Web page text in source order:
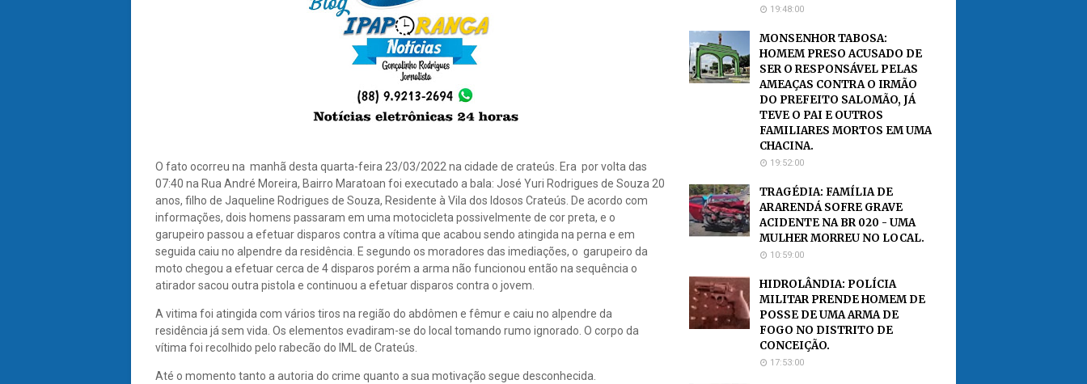
O fato ocorreu na manhã desta quarta-feira 23/03/2022 na cidade de crateús. Era por volta das
07:40 na Rua André Moreira, Bairro Maratoan foi executado a bala: José Yuri Rodrigues de Souza 20
anos, filho de Jaqueline Rodrigues de Souza, Residente à Vila dos Idosos Crateús. De acordo com
informações, dois homens passaram em uma motocicleta possivelmente de cor preta, e o
garupeiro passou a efetuar disparos contra a vítima que acabou sendo atingida na perna e em
seguida caiu no alpendre da residência. E segundo os moradores das imediações, o garupeiro da
moto chegou a efetuar cerca de 4 disparos porém a arma não funcionou então na sequência o
atirador sacou outra pistola e continuou a efetuar disparos contra o jovem.
A vitima foi atingida com vários tiros na região do abdômen e fêmur e caiu no alpendre da
residência já sem vida. Os elementos evadiram-se do local tomando rumo ignorado. O corpo da
vítima foi recolhido pelo rabecão do IML de Crateús.
Até o momento tanto a autoria do crime quanto a sua motivação segue desconhecida.
19:48:00
MONSENHOR TABOSA:
HOMEM PRESO ACUSADO DE
SER O RESPONSÁVEL PELAS
AMEAÇAS CONTRA O IRMÃO
DO PREFEITO SALOMÃO, JÁ
TEVE O PAI E OUTROS
FAMILIARES MORTOS EM UMA
CHACINA.
19:52:00
TRAGÉDIA: FAMÍLIA DE
ARARENDÁ SOFRE GRAVE
ACIDENTE NA BR 020 - UMA
MULHER MORREU NO LOCAL.
10:59:00
HIDROLÂNDIA: POLÍCIA
MILITAR PRENDE HOMEM DE
POSSE DE UMA ARMA DE
FOGO NO DISTRITO DE
CONCEIÇÃO.
17:53:00